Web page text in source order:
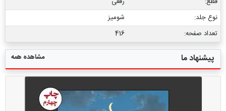
نوع جلد:
شومیز
تعداد صفحه:
416
پیشنهاد ما مشاهده همه